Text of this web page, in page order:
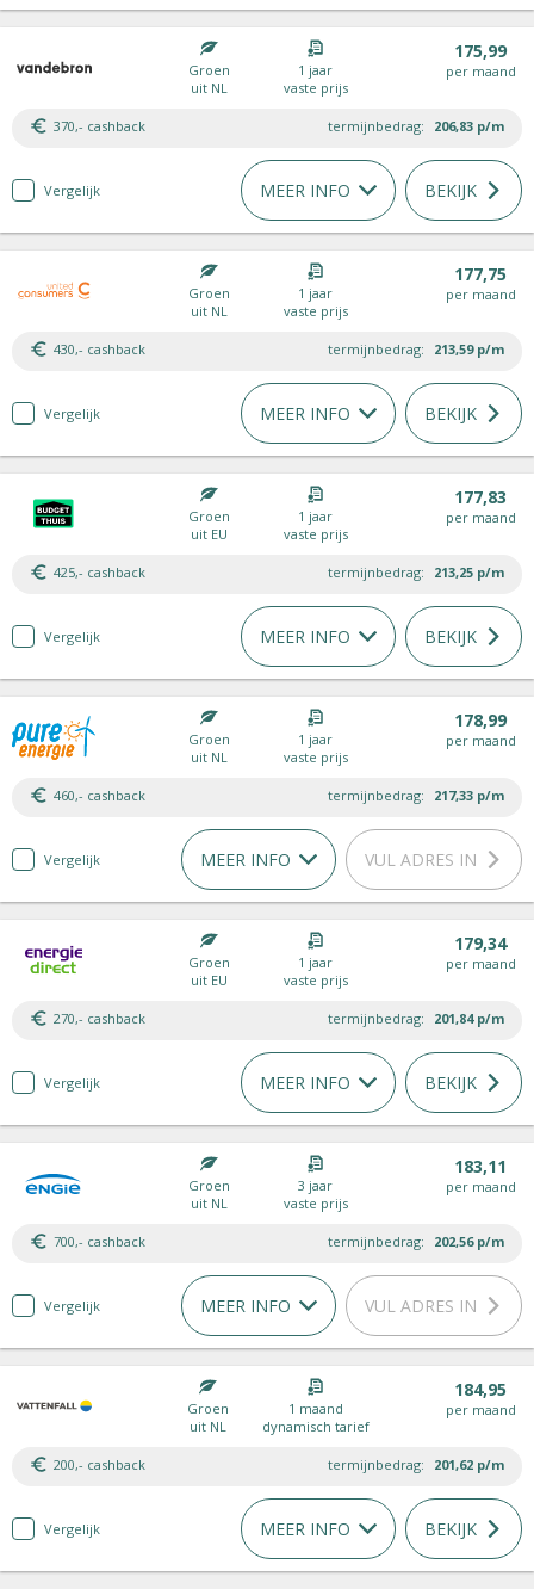
Groen
uit NL
1 jaar
vaste prijs
175,99
per maand
370,- cashback termijnbedrag: 206,83 p/m
Vergelijk MEER INFO BEKIJK
Groen
uit NL
1 jaar
vaste prijs
177,75
per maand
430,- cashback termijnbedrag: 213,59 p/m
Vergelijk MEER INFO BEKIJK
Groen
uit EU
1 jaar
vaste prijs
177,83
per maand
425,- cashback termijnbedrag: 213,25 p/m
Vergelijk MEER INFO BEKIJK
Groen
uit NL
1 jaar
vaste prijs
178,99
per maand
460,- cashback termijnbedrag: 217,33 p/m
Vergelijk MEER INFO VUL ADRES IN
Groen
uit EU
1 jaar
vaste prijs
179,34
per maand
270,- cashback termijnbedrag: 201,84 p/m
Vergelijk MEER INFO BEKIJK
Groen
uit NL
3 jaar
vaste prijs
183,11
per maand
700,- cashback termijnbedrag: 202,56 p/m
Vergelijk MEER INFO VUL ADRES IN
Groen
uit NL
1 maand
dynamisch tarief
184,95
per maand
200,- cashback termijnbedrag: 201,62 p/m
Vergelijk MEER INFO BEKIJK